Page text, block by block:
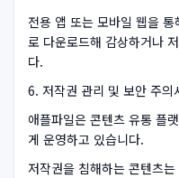
전용 앱 또는 모바일 웹을
로 다운로드해 감상하거나
다.
6. 저작권 관리 및 보안 주의
애플파일은 콘텐츠 유통 플
게 운영하고 있습니다.
저작권을 침해하는 콘텐츠